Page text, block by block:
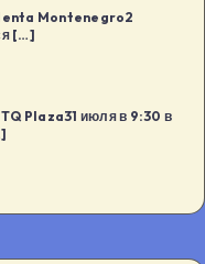
Montenegro2
[…]
Plaza31 июля в 9:30 в